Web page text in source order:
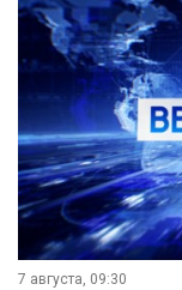
7 августа, 09:30